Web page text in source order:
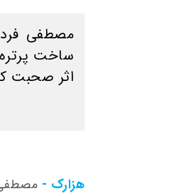
مصطفی فرد
ساخت پرتره
اثر صحبت
هزارک -